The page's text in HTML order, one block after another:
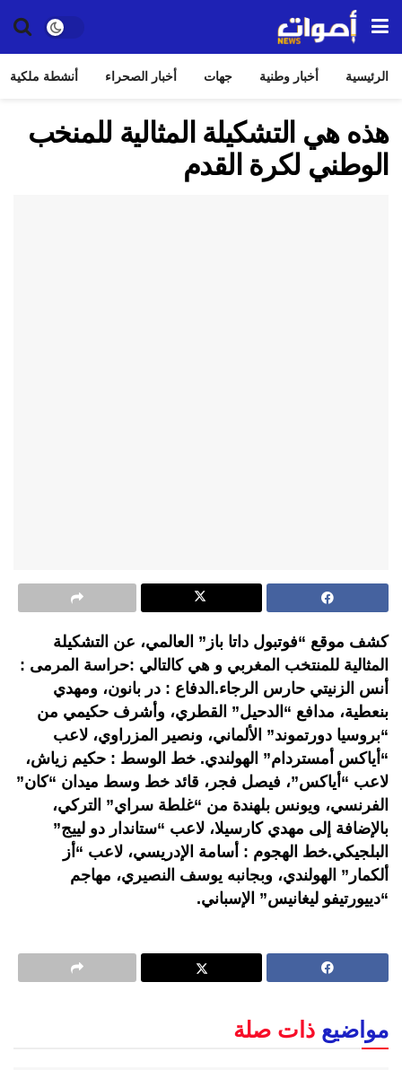
الرئيسية أخبار وطنية جهات أخبار الصحراء أنشطة ملكية
هذه هي التشكيلة المثالية للمنخب
الوطني لكرة القدم
كشف موقع “فوتبول داتا باز” العالمي، عن التشكيلة
المثالية للمنتخب المغربي و هي كالتالي :حراسة المرمى :
أنس الزنيتي حارس الرجاء.الدفاع : در بانون، ومهدي
بنعطية، مدافع “الدحيل” القطري، وأشرف حكيمي من
“بروسيا دورتموند” الألماني، ونصير المزراوي، لاعب
“أياكس أمستردام” الهولندي. خط الوسط : حكيم زياش،
لاعب “أياكس”، فيصل فجر، قائد خط وسط ميدان “كان”
الفرنسي، ويونس بلهندة من “غلطة سراي” التركي،
بالإضافة إلى مهدي كارسيلا، لاعب “ستاندار دو لييج”
البلجيكي.خط الهجوم : أسامة الإدريسي، لاعب “أز
ألكمار” الهولندي، وبجانبه يوسف النصيري، مهاجم
“دييورتيفو ليغانيس” الإسباني.
مواضيع ذات صلة